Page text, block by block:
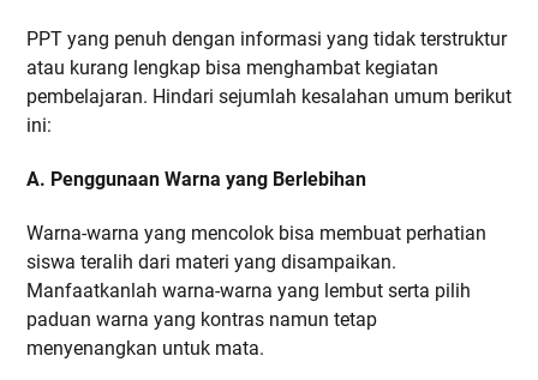
PPT yang penuh dengan informasi yang tidak terstruktur
atau kurang lengkap bisa menghambat kegiatan
pembelajaran. Hindari sejumlah kesalahan umum berikut
ini:
A. Penggunaan Warna yang Berlebihan
Warna-warna yang mencolok bisa membuat perhatian
siswa teralih dari materi yang disampaikan.
Manfaatkanlah warna-warna yang lembut serta pilih
paduan warna yang kontras namun tetap
menyenangkan untuk mata.